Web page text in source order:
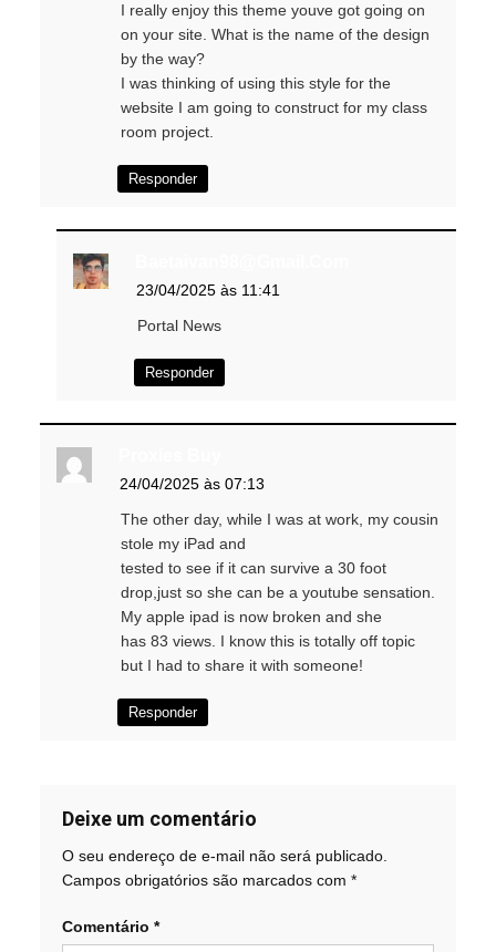
I really enjoy this theme youve got going on
on your site. What is the name of the design
by the way?
I was thinking of using this style for the
website I am going to construct for my class
room project.
Responder
23/04/2025 às 11:41
Portal News
Responder
24/04/2025 às 07:13
The other day, while I was at work, my cousin
stole my iPad and
tested to see if it can survive a 30 foot
drop,just so she can be a youtube sensation.
My apple ipad is now broken and she
has 83 views. I know this is totally off topic
but I had to share it with someone!
Responder
Deixe um comentário
O seu endereço de e-mail não será publicado.
Campos obrigatórios são marcados com*
Comentário*